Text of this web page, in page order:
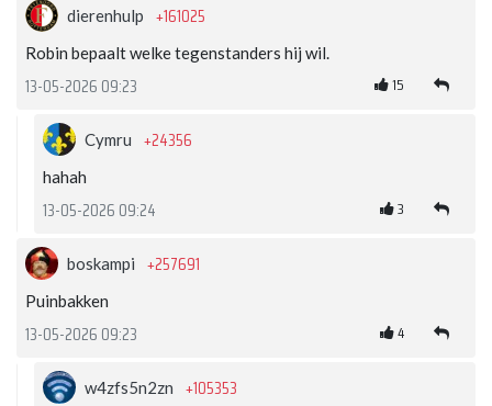
dierenhulp +161025
Robin bepaalt welke tegenstanders hij wil.
13-05-2026 09:23 15
Cymru +24356
hahah
13-05-2026 09:24 3
boskampi +257691
Puinbakken
13-05-2026 09:23 4
w4zfs5n2zn +105353